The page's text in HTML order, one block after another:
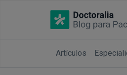
Artículos